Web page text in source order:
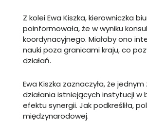
Z kolei Ewa Kiszka, kierowniczka
poinformowała, że w wyniku
koordynacyjnego. Miałoby ono
nauki poza granicami kraju, co
działań.
Ewa Kiszka zaznaczyła, że
działania istniejących instytucji w
efektu synergii. Jak podkreśliła,
międzynarodowej.